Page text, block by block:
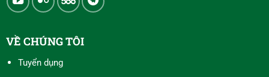
VỀ CHÚNG TÔI
Tuyển dụng